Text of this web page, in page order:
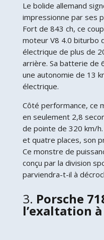
Le bolide allemand
impressionne par ses
Fort de 843 ch, ce
moteur V8 4.0 biturbo
électrique de plus de
arrière. Sa batterie de
une autonomie de 13
électrique.
Côté performance, ce
en seulement 2,8
de pointe de 320 km/
et quatre places, son
Ce monstre de
conçu par la division
parviendra-t-il à
3. Porsche
l’exaltation